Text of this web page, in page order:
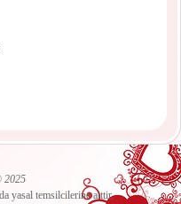
2025
yasal temsilcilerine aittir.